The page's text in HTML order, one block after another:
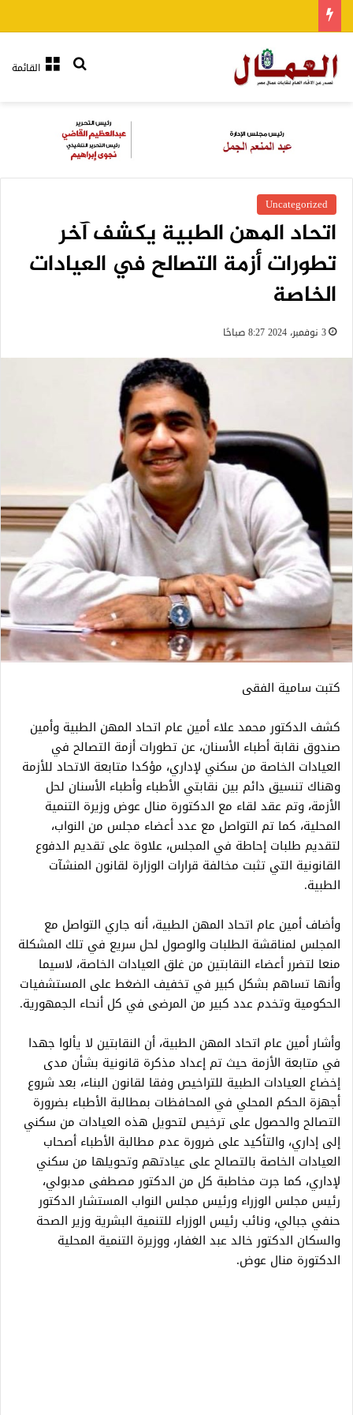
القائمةبحث عن
Uncategorized
اتحاد المهن الطبية يكشف آخر
تطورات أزمة التصالح في العيادات
الخاصة
3 نوفمبر، 2024 8:27 صباحًا
كتبت سامية الفقى
كشف الدكتور محمد علاء أمين عام اتحاد المهن الطبية وأمين
صندوق نقابة أطباء الأسنان، عن تطورات أزمة التصالح في
العيادات الخاصة من سكني لإداري، مؤكدا متابعة الاتحاد للأزمة
وهناك تنسيق دائم بين نقابتي الأطباء وأطباء الأسنان لحل
الأزمة، وتم عقد لقاء مع الدكتورة منال عوض وزيرة التنمية
المحلية، كما تم التواصل مع عدد أعضاء مجلس من النواب،
لتقديم طلبات إحاطة في المجلس، علاوة على تقديم الدفوع
القانونية التي تثبت مخالفة قرارات الوزارة لقانون المنشآت
الطبية.
وأضاف أمين عام اتحاد المهن الطبية، أنه جاري التواصل مع
المجلس لمناقشة الطلبات والوصول لحل سريع في تلك المشكلة
منعا لتضرر أعضاء النقابتين من غلق العيادات الخاصة، لاسيما
وأنها تساهم بشكل كبير في تخفيف الضغط على المستشفيات
الحكومية وتخدم عدد كبير من المرضى في كل أنحاء الجمهورية.
وأشار أمين عام اتحاد المهن الطبية، أن النقابتين لا يألوا جهدا
في متابعة الأزمة حيث تم إعداد مذكرة قانونية بشأن مدى
إخضاع العيادات الطبية للتراخيص وفقا لقانون البناء، بعد شروع
أجهزة الحكم المحلي في المحافظات بمطالبة الأطباء بضرورة
التصالح والحصول على ترخيص لتحويل هذه العيادات من سكني
إلى إداري، والتأكيد على ضرورة عدم مطالبة الأطباء أصحاب
العيادات الخاصة بالتصالح على عيادتهم وتحويلها من سكني
لإداري، كما جرت مخاطبة كل من الدكتور مصطفى مدبولي،
رئيس مجلس الوزراء ورئيس مجلس النواب المستشار الدكتور
حنفي جبالي، ونائب رئيس الوزراء للتنمية البشرية وزير الصحة
والسكان الدكتور خالد عبد الغفار، ووزيرة التنمية المحلية
الدكتورة منال عوض.